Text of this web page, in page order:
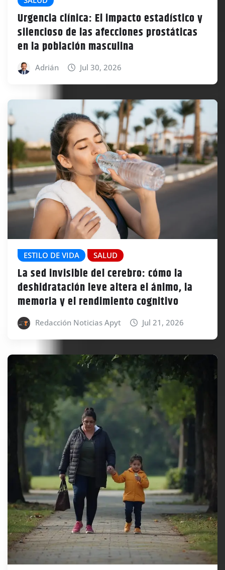
Urgencia clínica: El impacto estadístico y
silencioso de las afecciones prostáticas
en la población masculina
Adrián Jul 30, 2026
ESTILO DE VIDA SALUD
La sed invisible del cerebro: cómo la
deshidratación leve altera el ánimo, la
memoria y el rendimiento cognitivo
Redacción Noticias Apyt Jul 21, 2026